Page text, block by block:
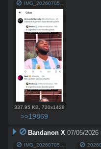
IMG_20260705_023718.jpg
337.95 KB,720x1429
>>19869
Bandanon X 07/05/2026